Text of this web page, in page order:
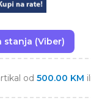
stanja (Viber)
od 500.00 KM